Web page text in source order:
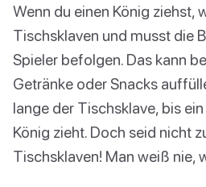
Wenn du einen König ziehst,
Tischsklaven und musst die
Spieler befolgen. Das kann
Getränke oder Snacks
lange der Tischsklave, bis
König zieht. Doch seid nicht
Tischsklaven! Man weiß nie,